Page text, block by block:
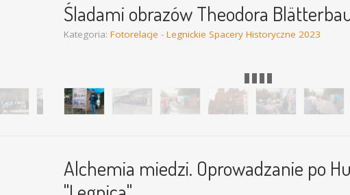
Śladami obrazów Theodora
Kategoria: Fotorelacje - Legnickie Spacery Historyczne 2023
Alchemia miedzi. Oprowadzanie po